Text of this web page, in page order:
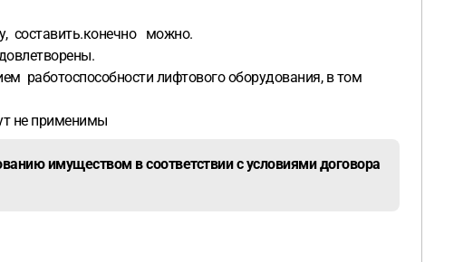
составить.конечно можно.
работоспособности лифтового оборудования, в том
не применимы
имуществом в соответствии с условиями договора